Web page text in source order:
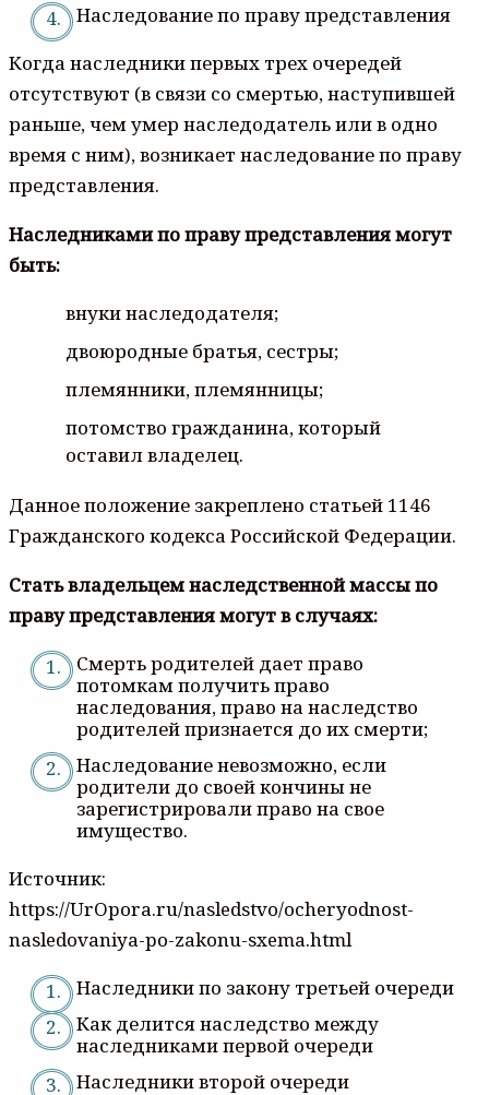
Наследование по праву представления
Когда наследники первых трех очередей
отсутствуют (в связи со смертью, наступившей
раньше, чем умер наследодатель или в одно
время с ним), возникает наследование по праву
представления.
Наследниками по праву представления могут
быть:
внуки наследодателя;
двоюродные братья, сестры;
племянники, племянницы;
потомство гражданина, который
оставил владелец.
Данное положение закреплено статьей 1146
Гражданского кодекса Российской Федерации.
Стать владельцем наследственной массы по
праву представления могут в случаях:
Смерть родителей дает право
потомкам получить право
наследования, право на наследство
родителей признается до их смерти;
Наследование невозможно, если
родители до своей кончины не
зарегистрировали право на свое
имущество.
Источник:
https://UrOpora.ru/nasledstvo/ocheryodnost-
nasledovaniya-po-zakonu-sxema.html
Наследники по закону третьей очереди
Как делится наследство между
наследниками первой очереди
Наследники второй очереди